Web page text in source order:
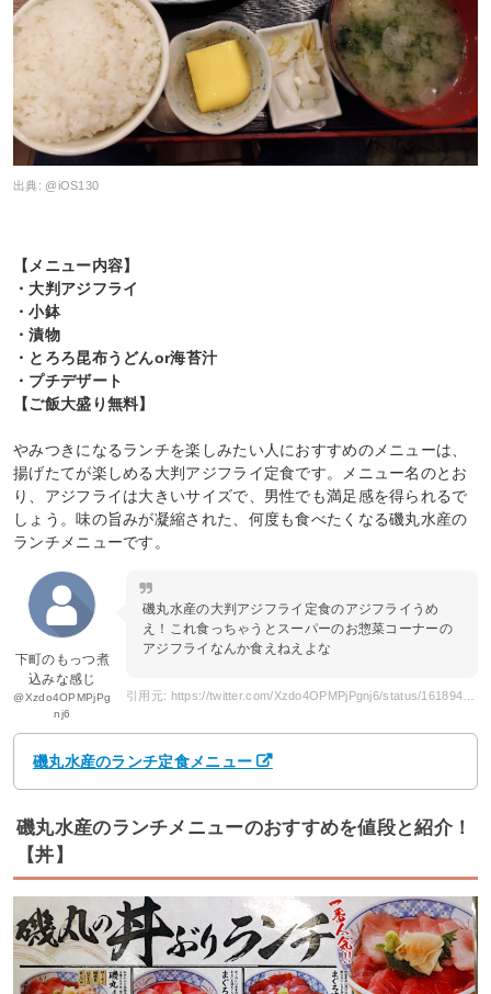
出典: @iOS130
【メニュー内容】
・大判アジフライ
・小鉢
・漬物
・とろろ昆布うどんor海苔汁
・プチデザート
【ご飯大盛り無料】
やみつきになるランチを楽しみたい人におすすめのメニューは、
揚げたてが楽しめる大判アジフライ定食です。メニュー名のとお
り、アジフライは大きいサイズで、男性でも満足感を得られるで
しょう。味の旨みが凝縮された、何度も食べたくなる磯丸水産の
ランチメニューです。
下町のもっつ煮
込みな感じ
@Xzdo4OPMPjPg
nj6
磯丸水産の大判アジフライ定食のアジフライうめ
え！これ食っちゃうとスーパーのお惣菜コーナーの
アジフライなんか食えねえよな
磯丸水産のランチ定食メニュー
磯丸水産のランチメニューのおすすめを値段と紹介！
【丼】